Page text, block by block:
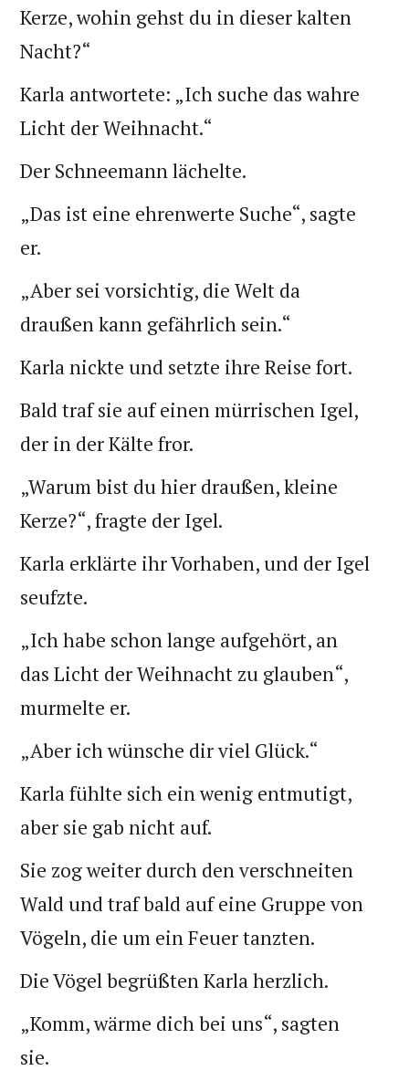
Kerze, wohin gehst du in dieser kalten
Nacht?“
Karla antwortete: „Ich suche das wahre
Licht der Weihnacht.“
Der Schneemann lächelte.
„Das ist eine ehrenwerte Suche“, sagte
er.
„Aber sei vorsichtig, die Welt da
draußen kann gefährlich sein.“
Karla nickte und setzte ihre Reise fort.
Bald traf sie auf einen mürrischen Igel,
der in der Kälte fror.
„Warum bist du hier draußen, kleine
Kerze?“, fragte der Igel.
Karla erklärte ihr Vorhaben, und der Igel
seufzte.
„Ich habe schon lange aufgehört, an
das Licht der Weihnacht zu glauben“,
murmelte er.
„Aber ich wünsche dir viel Glück.“
Karla fühlte sich ein wenig entmutigt,
aber sie gab nicht auf.
Sie zog weiter durch den verschneiten
Wald und traf bald auf eine Gruppe von
Vögeln, die um ein Feuer tanzten.
Die Vögel begrüßten Karla herzlich.
„Komm, wärme dich bei uns“, sagten
sie.